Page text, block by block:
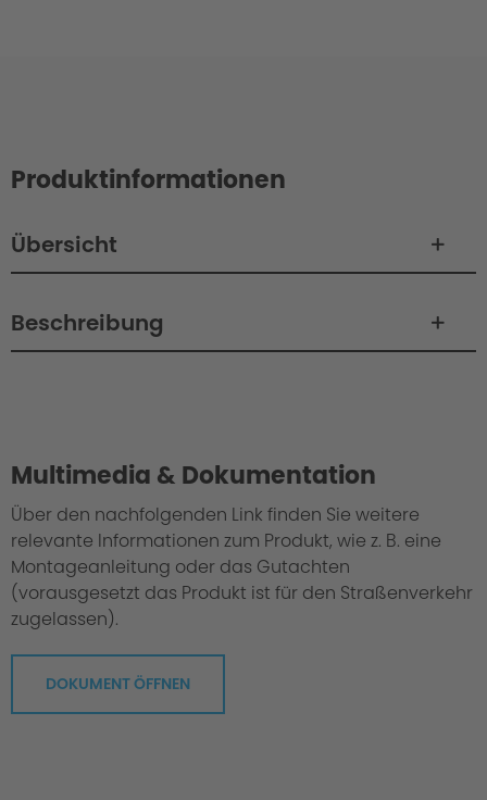
Produktinformationen
Übersicht
Beschreibung
Multimedia & Dokumentation
Über den nachfolgenden Link finden Sie weitere
relevante Informationen zum Produkt, wie z. B. eine
Montageanleitung oder das Gutachten
(vorausgesetzt das Produkt ist für den Straßenverkehr
zugelassen).
DOKUMENT ÖFFNEN